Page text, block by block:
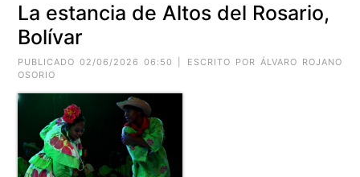
La estancia de Altos del Rosario,
Bolívar
PUBLICADO 02/06/2026 06:50 | ESCRITO POR ÁLVARO ROJANO
OSORIO